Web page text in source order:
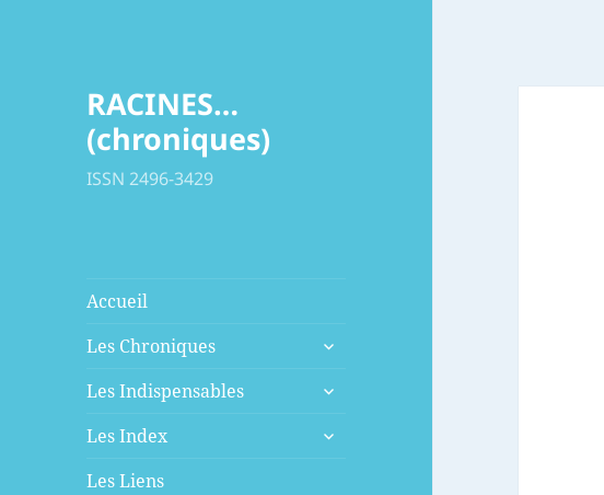
RACINES…
(chroniques)
ISSN 2496-3429
Accueil
Les Chroniques
ouvrir
sous-
Les Indispensables
ouvrir
sous-
Les Index
ouvrir
Les Liens